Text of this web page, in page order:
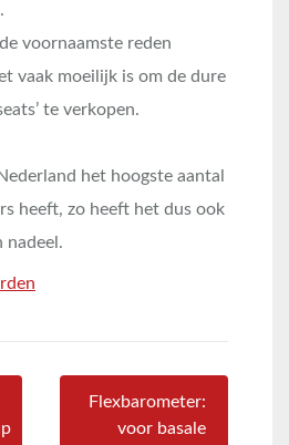
voornaamste reden
vaak moeilijk is om de dure
te verkopen.
het hoogste aantal
heeft, zo heeft het dus ook
nadeel.
Flexbarometer:
voor basale